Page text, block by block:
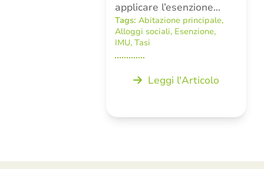
applicare l’esenzione…
Tags: Abitazione principale,
Alloggi sociali, Esenzione,
IMU, Tasi
Leggi l'Articolo